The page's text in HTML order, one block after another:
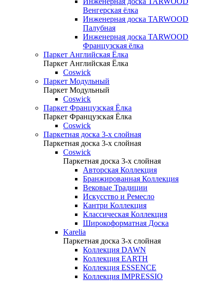
Венгерская ёлка
Инженерная доска TARWOOD
Палубная
Инженерная доска TARWOOD
Французская ёлка
Паркет Английская Ёлка
Паркет Английская Ёлка
Coswick
Паркет Модульный
Паркет Модульный
Coswick
Паркет Французская Ёлка
Паркет Французская Ёлка
Coswick
Паркетная доска 3-х слойная
Паркетная доска 3-х слойная
Coswick
Паркетная доска 3-х слойная
Авторская Коллекция
Бранжированная Коллекция
Вековые Традиции
Искусство и Ремесло
Кантри Коллекция
Классическая Коллекция
Широкоформатная Доска
Karelia
Паркетная доска 3-х слойная
Коллекция DAWN
Коллекция EARTH
Коллекция ESSENCE
Коллекция IMPRESSIO